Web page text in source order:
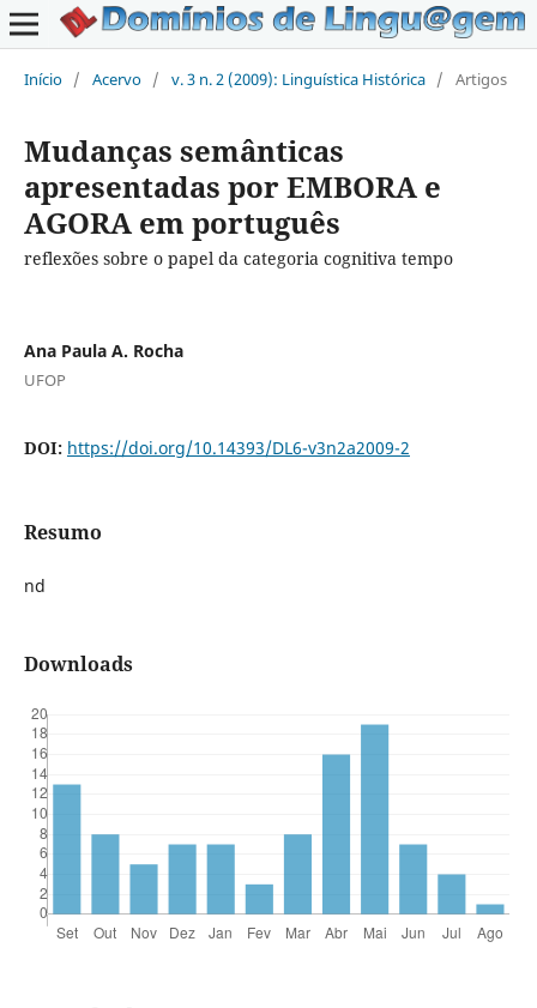
Início / Acervo / v. 3 n. 2 (2009): Linguística Histórica / Artigos
Mudanças semânticas
apresentadas por EMBORA e
AGORA em português
reflexões sobre o papel da categoria cognitiva tempo
Ana Paula A. Rocha
UFOP
DOI: https://doi.org/10.14393/DL6-v3n2a2009-2
Resumo
nd
Downloads